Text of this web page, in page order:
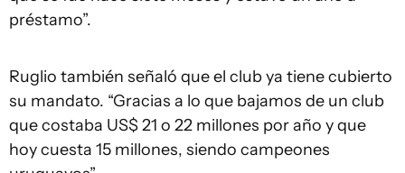
préstamo”.
Ruglio también señaló que el club ya tiene cubierto
su mandato. “Gracias a lo que bajamos de un club
que costaba US$ 21 o 22 millones por año y que
hoy cuesta 15 millones, siendo campeones